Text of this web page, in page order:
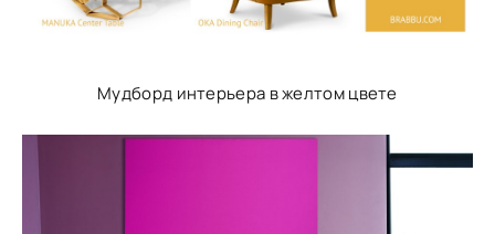
Мудборд интерьера в желтом цвете